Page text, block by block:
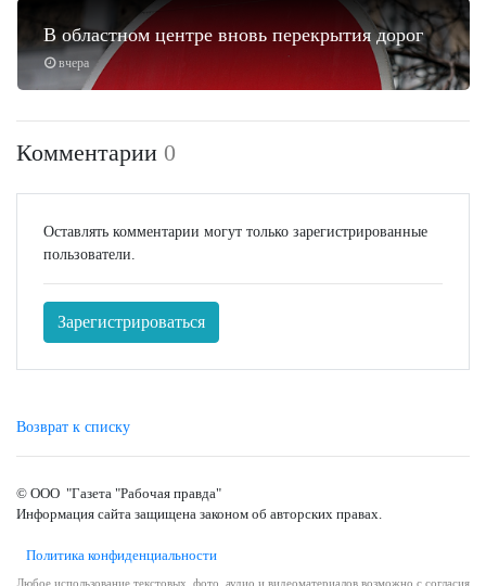
вчера
В областном центре вновь перекрытия дорог
Комментарии 0
Оставлять комментарии могут только зарегистрированные
пользователи.
Зарегистрироваться
Возврат к списку
© ООО "Газета "Рабочая правда"
Информация сайта защищена законом об авторских правах.
Политика конфиденциальности
Любое использование текстовых, фото, аудио и видеоматериалов возможно с согласия